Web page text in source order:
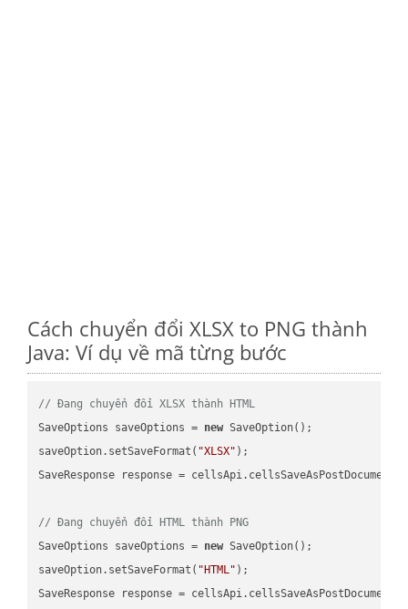
Cách chuyển đổi XLSX to PNG thành
Java: Ví dụ về mã từng bước
// Đang chuyển đổi XLSX thành HTML
SaveOptions saveOptions = new SaveOption();
saveOption.setSaveFormat( "XLSX" );
SaveResponse response =
// Đang chuyển đổi HTML thành PNG
SaveOptions saveOptions = new SaveOption();
saveOption.setSaveFormat( "HTML" );
SaveResponse response =